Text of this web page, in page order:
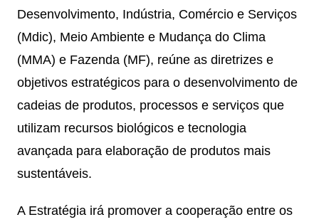
Desenvolvimento, Indústria, Comércio e Serviços
(Mdic), Meio Ambiente e Mudança do Clima
(MMA) e Fazenda (MF), reúne as diretrizes e
objetivos estratégicos para o desenvolvimento de
cadeias de produtos, processos e serviços que
utilizam recursos biológicos e tecnologia
avançada para elaboração de produtos mais
sustentáveis.
A Estratégia irá promover a cooperação entre os